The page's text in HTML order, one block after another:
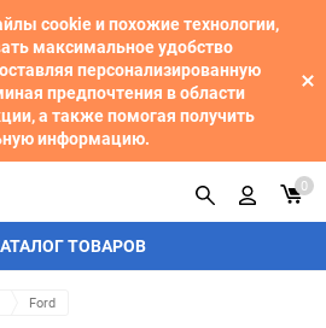
cookie и похожие технологии,
максимальное удобство
персонализированную
предпочтения в области
а также помогая получить
информацию.
ТОВАРОВ
0
Ford